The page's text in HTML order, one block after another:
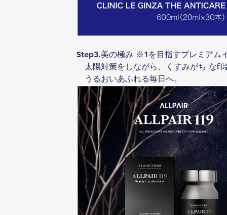
Step3.美の極み ※1を目指すプレミアム
太陽対策をしながら、くすみがち な
うるおいあふれる毎日へ。